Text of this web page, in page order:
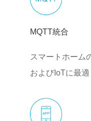
MQTT統合
スマートホーム
およびIoTに最適